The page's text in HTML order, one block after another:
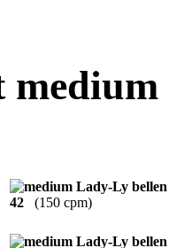
42 (150 cpm)